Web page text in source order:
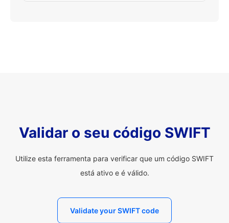
Validar o seu código SWIFT
Utilize esta ferramenta para verificar que um código SWIFT
está ativo e é válido.
Validate your SWIFT code